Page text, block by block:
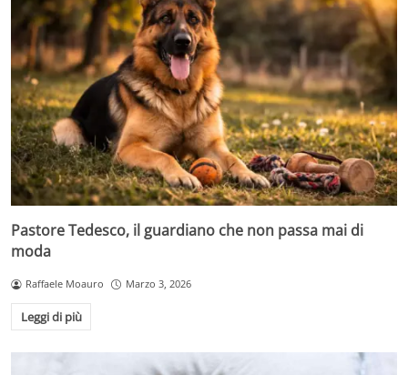
Pastore Tedesco, il guardiano che non passa mai di
moda
Raffaele Moauro Marzo 3, 2026
Leggi di più